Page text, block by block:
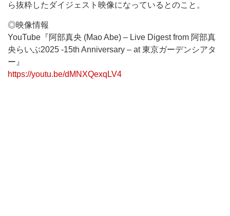
ら抜粋したダイジェスト映像になっているとのこと。
◎映像情報
YouTube『阿部真央 (Mao Abe) – Live Digest from 阿部真
央らいぶ2025 -15th Anniversary – at 東京ガーデンシアタ
ー』
https://youtu.be/dMNXQexqLV4